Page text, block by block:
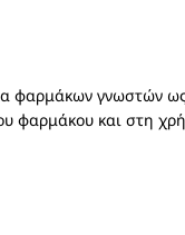
φαρμάκων γνωστών
φαρμάκου και στη